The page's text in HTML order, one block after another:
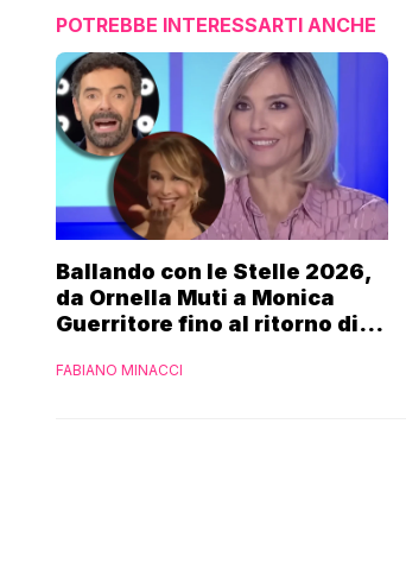
POTREBBE INTERESSARTI ANCHE
Ballando con le Stelle 2026,
da Ornella Muti a Monica
Guerritore fino al ritorno di
l’esclusiva di Gabriele
FABIANO MINACCI